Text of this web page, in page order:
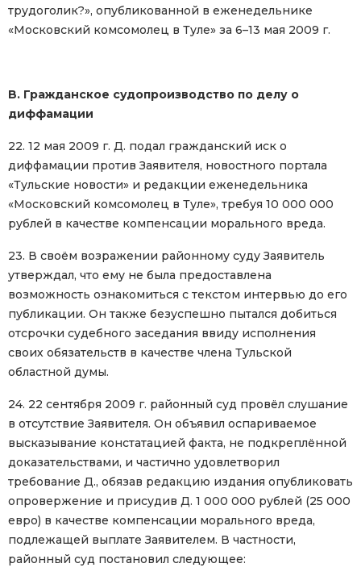
трудоголик?», опубликованной в еженедельнике
«Московский комсомолец в Туле» за 6–13 мая 2009 г.
B. Гражданское судопроизводство по делу о
диффамации
22. 12 мая 2009 г. Д. подал гражданский иск о
диффамации против Заявителя, новостного портала
«Тульские новости» и редакции еженедельника
«Московский комсомолец в Туле», требуя 10 000 000
рублей в качестве компенсации морального вреда.
23. В своём возражении районному суду Заявитель
утверждал, что ему не была предоставлена ​​
возможность ознакомиться с текстом интервью до его
публикации. Он также безуспешно пытался добиться
отсрочки судебного заседания ввиду исполнения
своих обязательств в качестве члена Тульской
областной думы.
24. 22 сентября 2009 г. районный суд провёл слушание
в отсутствие Заявителя. Он объявил оспариваемое
высказывание констатацией факта, не подкреплённой
доказательствами, и частично удовлетворил
требование Д., обязав редакцию издания опубликовать
опровержение и присудив Д. 1 000 000 рублей (25 000
евро) в качестве компенсации морального вреда,
подлежащей выплате Заявителем. В частности,
районный суд постановил следующее: